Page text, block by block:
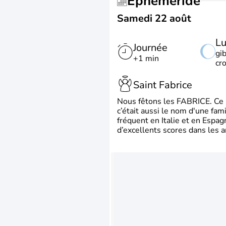
Samedi 22 août
Journée
+1 min
Saint Fabrice
Nous fêtons les FABRICE.
c’était aussi le nom d'une
fréquent en Italie et en
d’excellents scores dans les